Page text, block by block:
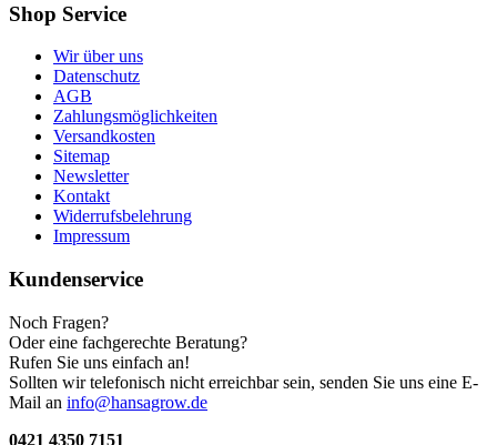
Shop Service
Wir über uns
Datenschutz
AGB
Zahlungsmöglichkeiten
Versandkosten
Sitemap
Newsletter
Kontakt
Widerrufsbelehrung
Impressum
Kundenservice
Noch Fragen?
Oder eine fachgerechte Beratung?
Rufen Sie uns einfach an!
Sollten wir telefonisch nicht erreichbar sein, senden Sie uns eine E-
Mail an info@hansagrow.de
0421 4350 7151